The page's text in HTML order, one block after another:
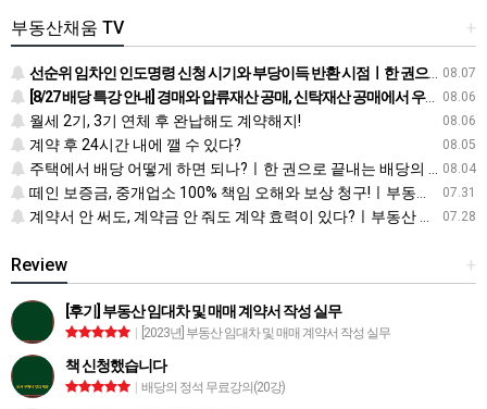
+
부동산채움 TV
08.07
선순위 임차인 인도명령 신청 시기와 부당이득 반환 시점ㅣ한 권으로 끝내는 배당의 정석
08.06
[8/27 배당 특강 안내] 경매와 압류재산 공매, 신탁재산 공매에서 우선순위에 따른 배당 방법
08.06
월세 2기, 3기 연체 후 완납해도 계약해지!
08.05
계약 후 24시간 내에 깰 수 있다?
08.04
주택에서 배당 어떻게 하면 되나?ㅣ한 권으로 끝내는 배당의 정석
07.31
떼인 보증금, 중개업소 100% 책임 오해와 보상 청구!ㅣ부동산 재테크 상식 사전
07.28
계약서 안 써도, 계약금 안 줘도 계약 효력이 있다?ㅣ부동산 재테크 상식 사전
+
Review
[후기] 부동산 임대차 및 매매 계약서 작성 실무
| [2023년] 부동산 임대차 및 매매 계약서 작성 실무
책 신청했습니다
| 배당의 정석 무료강의(20강)